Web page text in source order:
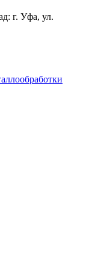
г. Уфа, ул.